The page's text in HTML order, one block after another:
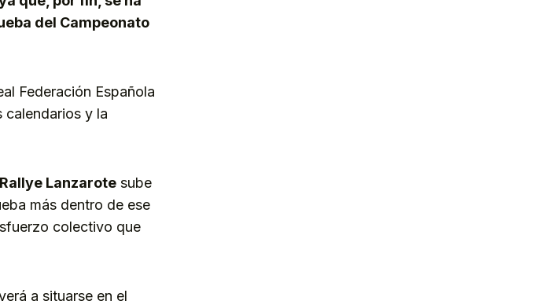
del Campeonato
Federación Española
y la
Lanzarote sube
más dentro de ese
colectivo que
a situarse en el